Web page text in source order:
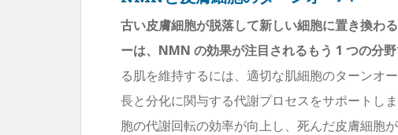
古い皮膚細胞が脱落して新しい細胞に置き換わ
ーは、NMN の効果が注目されるもう 1 つの分野
る肌を維持するには、適切な肌細胞のターンオ
長と分化に関与する代謝プロセスをサポートし
胞の代謝回転の効率が向上し、死んだ皮膚細胞